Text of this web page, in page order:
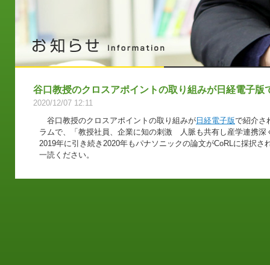
谷口教授のクロスアポイントの取り組みが日経電子版
2020/12/07 12:11
谷口教授のクロスアポイントの取り組みが 日経電子版で紹介さ
ラムで、「教授社員、企業に知の刺激 人脈も共有し産学連携深
2019年に引き続き2020年もパナソニックの論文がCoRLに採択さ
一読ください。